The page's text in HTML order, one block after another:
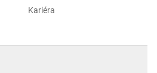
Kariéra